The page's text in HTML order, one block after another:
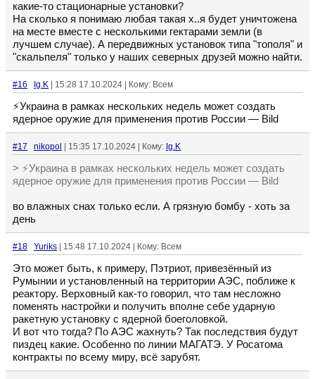
какие-то стационарные установки?
На сколько я понимаю любая такая х..я будет уничтожена
на месте вместе с несколькими гектарами земли (в
лучшем случае). А передвижных установок типа "тополя" и
"скальпеля" только у наших северных друзей можно найти.
#16 Ig.K | 15:28 17.10.2024 | Кому: Всем
⚡️Украина в рамках нескольких недель может создать
ядерное оружие для применения против России — Bild
#17 nikopol | 15:35 17.10.2024 | Кому: Ig.K
> ⚡️Украина в рамках нескольких недель может создать
ядерное оружие для применения против России — Bild
во влажных снах только если. А грязную бомбу - хоть за
день
#18 Yuriks | 15:48 17.10.2024 | Кому: Всем
Это может быть, к примеру, Пэтриот, привезённый из
Румынии и установленный на территории АЭС, поближе к
реактору. Верховный как-то говорил, что там несложно
поменять настройки и получить вполне себе ударную
ракетную установку с ядерной боеголовкой.
И вот что тогда? По АЭС жахнуть? Так последствия будут
пиздец какие. Особенно по линии МАГАТЭ. У Росатома
контракты по всему миру, всё зарубят.